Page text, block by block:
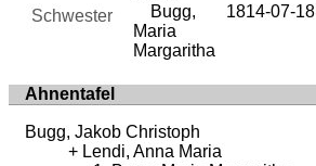
Schwester
Bugg,
Maria
Margaritha
1814-07-18
Ahnentafel
Bugg, Jakob Christoph
Lendi, Anna Maria